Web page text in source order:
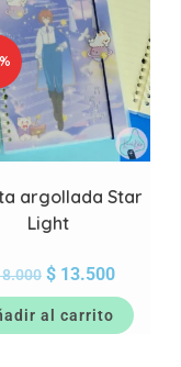
argollada Star
Light
$ 13.500
al carrito